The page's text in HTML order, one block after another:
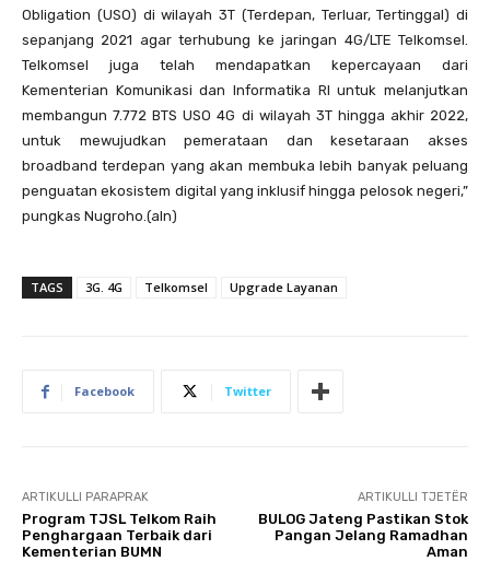
Obligation (USO) di wilayah 3T (Terdepan, Terluar, Tertinggal) di
sepanjang 2021 agar terhubung ke jaringan 4G/LTE Telkomsel.
Telkomsel juga telah mendapatkan kepercayaan dari
Kementerian Komunikasi dan Informatika RI untuk melanjutkan
membangun 7.772 BTS USO 4G di wilayah 3T hingga akhir 2022,
untuk mewujudkan pemerataan dan kesetaraan akses
broadband terdepan yang akan membuka lebih banyak peluang
penguatan ekosistem digital yang inklusif hingga pelosok negeri,”
pungkas Nugroho.(aln)
TAGS 3G. 4G Telkomsel Upgrade Layanan
Facebook Twitter
ARTIKULLI PARAPRAK
Program TJSL Telkom Raih
Penghargaan Terbaik dari
Kementerian BUMN
ARTIKULLI TJETËR
BULOG Jateng Pastikan Stok
Pangan Jelang Ramadhan
Aman